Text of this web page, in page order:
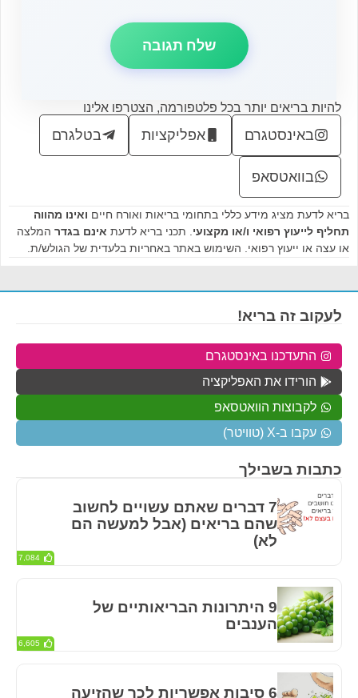
להיות בריאים יותר בכל פלטפורמה, הצטרפו אלינו
באינסטגרם אפליקציות בטלגרם
בוואטסאפ
בריא לדעת מציג מידע כללי בתחומי בריאות ואורח חיים ואינו מהווה
תחליף לייעוץ רפואי ו/או מקצועי . תכני בריא לדעת אינם בגדר המלצה
או עצה או ייעוץ רפואי. השימוש באתר באחריות בלעדית של הגולש/ת.
כתבות בשבילך
7 דברים שאתם עשויים לחשוב
שהם בריאים (אבל למעשה הם
לא)
7,084
9 היתרונות הבריאותיים של
הענבים
6,605
6 סיבות אפשריות לכך שהזיעה
לעקוב זה בריא!
התעדכנו באינסטגרם
הורידו את האפליקציה
לקבוצות הוואטסאפ
עקבו ב-X (טוויטר)